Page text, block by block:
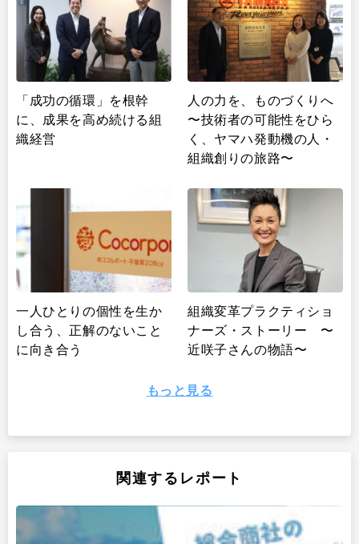
「成功の循環」を根幹
に、成果を高め続ける組
織経営
人の力を、ものづくりへ
〜技術者の可能性をひら
く、ヤマハ発動機の人・
組織創りの旅路〜
一人ひとりの個性を生か
し合う、正解のないこと
に向き合う
組織変革プラクティショ
ナーズ・ストーリー 〜
近咲子さんの物語〜
ウィーク2020を振り返っ
て
ーム「モーニング・コー
ヒー」の物語〜
もっと見る
関連するレポート